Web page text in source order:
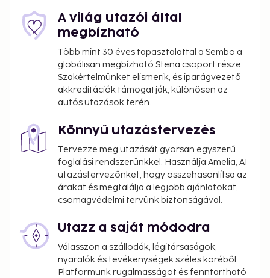
A világ utazói által
megbízható
Több mint 30 éves tapasztalattal a Sembo a
globálisan megbízható Stena csoport része.
Szakértelmünket elismerik, és iparágvezető
akkreditációk támogatják, különösen az
autós utazások terén.
Könnyű utazástervezés
Tervezze meg utazását gyorsan egyszerű
foglalási rendszerünkkel. Használja Amelia, AI
utazástervezőnket, hogy összehasonlítsa az
árakat és megtalálja a legjobb ajánlatokat,
csomagvédelmi tervünk biztonságával.
Utazz a saját módodra
Válasszon a szállodák, légitársaságok,
nyaralók és tevékenységek széles köréből.
Platformunk rugalmasságot és fenntartható